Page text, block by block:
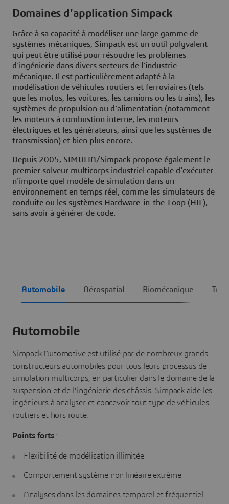
Domaines d'application Simpack
Grâce à sa capacité à modéliser une large gamme de
systèmes mécaniques, Simpack est un outil polyvalent
qui peut être utilisé pour résoudre les problèmes
d'ingénierie dans divers secteurs de l'industrie
mécanique. Il est particulièrement adapté à la
modélisation de véhicules routiers et ferroviaires (tels
que les motos, les voitures, les camions ou les trains), les
systèmes de propulsion ou d'alimentation (notamment
les moteurs à combustion interne, les moteurs
électriques et les générateurs, ainsi que les systèmes de
transmission) et bien plus encore.
Depuis 2005, SIMULIA/Simpack propose également le
premier solveur multicorps industriel capable d'exécuter
n'importe quel modèle de simulation dans un
environnement en temps réel, comme les simulateurs de
conduite ou les systèmes Hardware-in-the-Loop (HIL),
sans avoir à générer de code.
Automobile Aérospatial Biomécanique
Automobile
Simpack Automotive est utilisé par de nombreux grands
constructeurs automobiles pour tous leurs processus de
simulation multicorps, en particulier dans le domaine de la
suspension et de l'ingénierie des châssis. Simpack aide les
ingénieurs à analyser et concevoir tout type de véhicules
routiers et hors route.
Points forts:
Flexibilité de modélisation illimitée
Comportement système non linéaire extrême
Analyses dans les domaines temporel et fréquentiel